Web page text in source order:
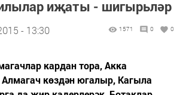
иҗаты - шигырьләр
- 13:30 1571 0 0
кардан тора, Акка
көздән югалыр, Кагыла